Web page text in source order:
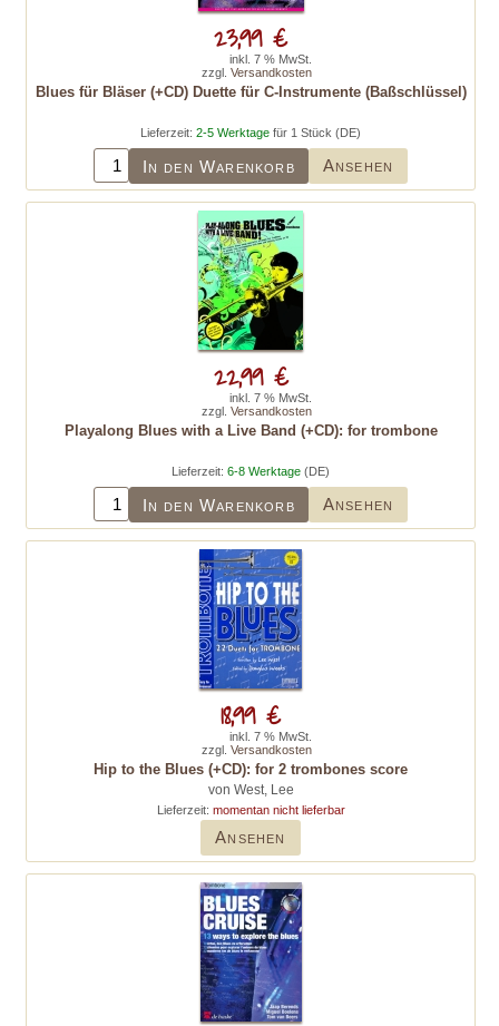
Blues für Bläser (+CD) Duette für C-Instrumente (Baßschlüssel)
Lieferzeit: 2-5 Werktage für 1 Stück (DE)
In den Warenkorb Ansehen
23,99 €
inkl. 7 % MwSt.
zzgl. Versandkosten
Playalong Blues with a Live Band (+CD): for trombone
Lieferzeit: 6-8 Werktage (DE)
In den Warenkorb Ansehen
22,99 €
inkl. 7 % MwSt.
zzgl. Versandkosten
Hip to the Blues (+CD): for 2 trombones score
von West, Lee
Lieferzeit: momentan nicht lieferbar
Ansehen
18,99 €
inkl. 7 % MwSt.
zzgl. Versandkosten